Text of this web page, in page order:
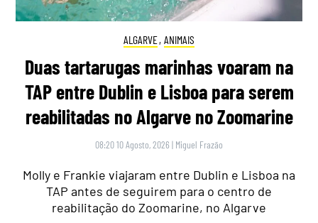
ALGARVE, ANIMAIS
Duas tartarugas marinhas voaram na
TAP entre Dublin e Lisboa para serem
reabilitadas no Algarve no Zoomarine
08:20 10 Agosto, 2026 | Miguel Frazão
Molly e Frankie viajaram entre Dublin e Lisboa na
TAP antes de seguirem para o centro de
reabilitação do Zoomarine, no Algarve